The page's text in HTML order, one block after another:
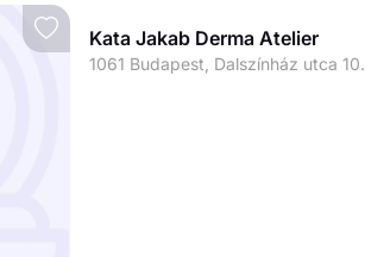
Kata Jakab Derma Atelier
1061 Budapest, Dalszínház utca 10.